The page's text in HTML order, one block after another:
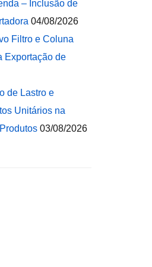
– Inclusão de
04/08/2026
Filtro e Coluna
Exportação de
de Lastro e
Unitários na
03/08/2026